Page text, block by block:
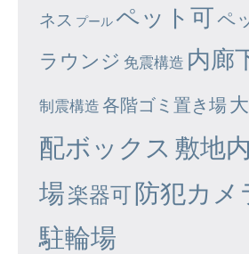
ネス プール ペット可ペ
ラウンジ 免震構造 内廊
制震構造 各階ゴミ置き場
配ボックス 敷地
場楽器可防犯カメ
駐輪場